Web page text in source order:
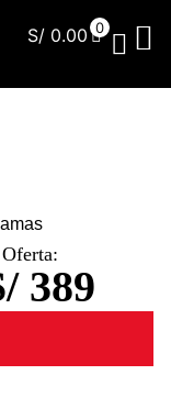
S/ 0.00 0
389